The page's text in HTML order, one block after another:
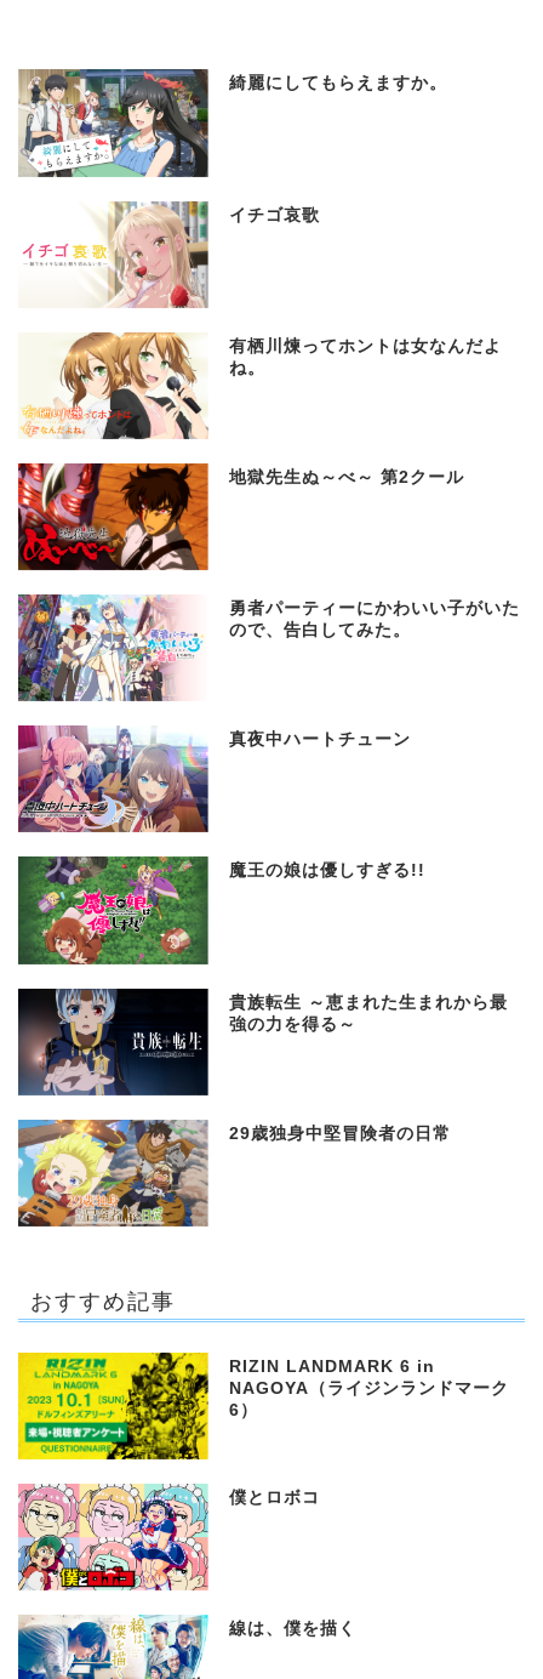
綺麗にしてもらえますか。
イチゴ哀歌
有栖川煉ってホントは女なんだよ
ね。
地獄先生ぬ～べ～ 第2クール
勇者パーティーにかわいい子がいた
ので、告白してみた。
真夜中ハートチューン
魔王の娘は優しすぎる!!
貴族転生 ～恵まれた生まれから最
強の力を得る～
29歳独身中堅冒険者の日常
おすすめ記事
RIZIN LANDMARK 6 in
NAGOYA（ライジンランドマーク
6）
僕とロボコ
線は、僕を描く